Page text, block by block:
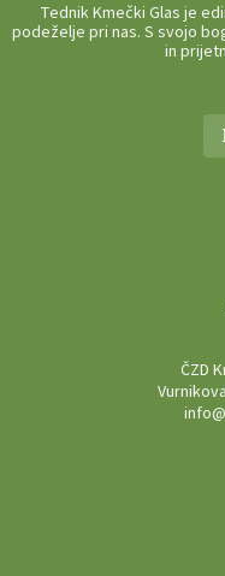
Tednik Kmečki Glas je
podeželje pri nas. S svojo
in
ČZD